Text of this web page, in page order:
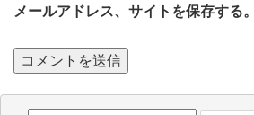
メールアドレス、サイトを保存する。